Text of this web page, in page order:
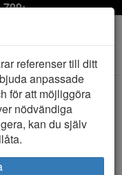
referenser till ditt
anpassade
för att möjliggöra
nödvändiga
kan du själv